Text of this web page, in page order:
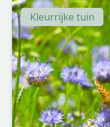
Kleurrijke tuin